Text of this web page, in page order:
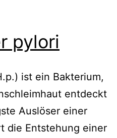
pylori
ist ein Bakterium,
entdeckt
Auslöser einer
die Entstehung einer